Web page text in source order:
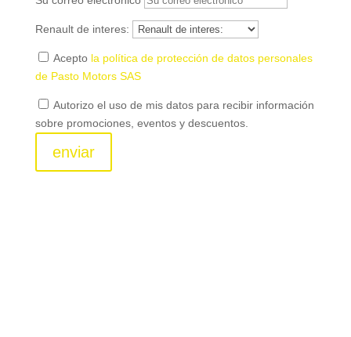
Renault de interes:
Acepto la política de protección de datos personales
de Pasto Motors SAS
Autorizo el uso de mis datos para recibir información
sobre promociones, eventos y descuentos.
enviar